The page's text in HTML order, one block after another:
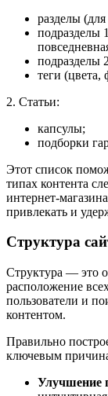
разделы
подразделы
подразделы
теги (цвета,
2. Статьи:
капсулы;
подборки
Этот список
типах контента
интернет-
привлекать и
Структура
Структура — это
расположение
пользователи и
контентом.
Правильно
ключевым
Улучшение